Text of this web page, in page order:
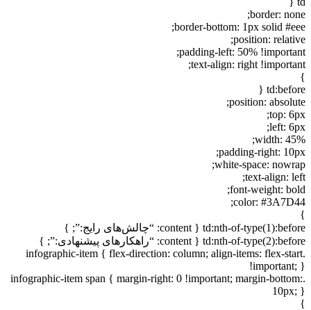
border: none;
border-bottom: 1px solid #eee;
position: relative;
padding-left: 50% !important;
text-align: right !important;
}
td:before {
position: absolute;
top: 6px;
left: 6px;
width: 45%;
padding-right: 10px;
white-space: nowrap;
text-align: left;
font-weight: bold;
color: #3A7D44;
}
td:nth-of-type(1):before { content: “چالش‌های رایج:”; }
td:nth-of-type(2):before { content: “راهکارهای پیشنهادی:”; }
.infographic-item { flex-direction: column; align-items: flex-start
!important; }
.infographic-item span { margin-right: 0 !important; margin-bottom:
10px; }
}